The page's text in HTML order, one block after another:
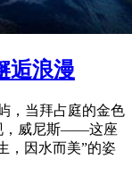
逅浪漫
，当拜占庭的金色
，威尼斯——这座
，因水而美”的姿